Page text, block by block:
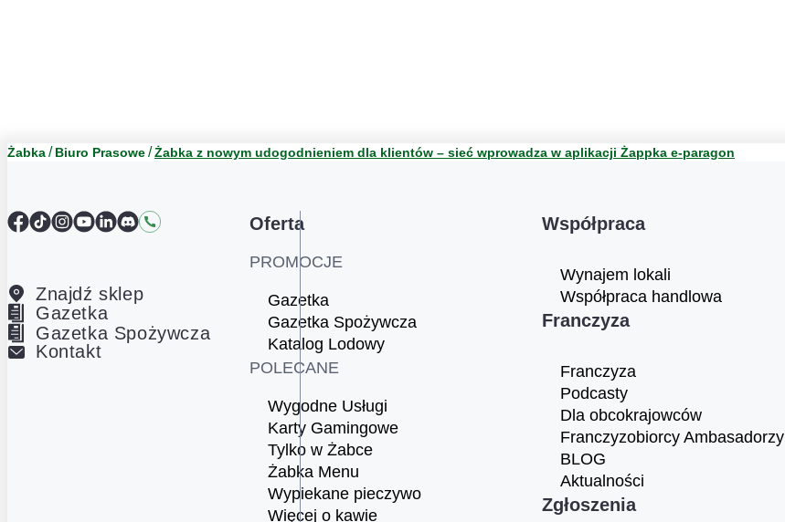
Żabka Biuro Prasowe Żabka z nowym udogodnieniem dla klientów – sieć wprowadza w aplikacji Żappka e-paragon
Facebook
TikTokInstagram
YouTube
LinkedIn
DiscordKontakt
Znajdź sklep
Gazetka
Gazetka Spożywcza
Kontakt
Oferta
PROMOCJE
Gazetka
Gazetka Spożywcza
Katalog Lodowy
POLECANE
Wygodne Usługi
Karty Gamingowe
Tylko w Żabce
Żabka Menu
Wypiekane pieczywo
Więcej o kawie
Współpraca
Wynajem lokali
Współpraca handlowa
Franczyza
Franczyza
Podcasty
Dla obcokrajowców
Franczyzobiorcy Ambasadorzy
BLOG
Aktualności
Zgłoszenia